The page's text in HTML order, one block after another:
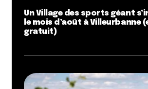
Un Village des sports géant
le mois d’août à Villeurbanne
gratuit)